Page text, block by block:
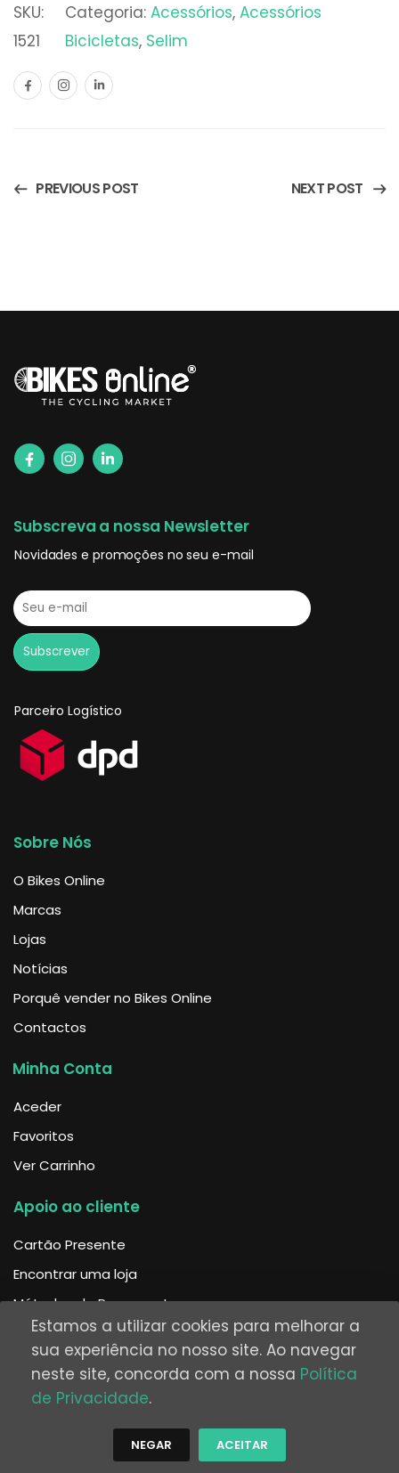
SKU:
1521
Categoria: Acessórios, Acessórios
Bicicletas, Selim
PREVIOUS POST NEXT POST
Subscreva a nossa Newsletter
Novidades e promoções no seu e-mail
Parceiro Logístico
Sobre Nós
O Bikes Online
Marcas
Lojas
Notícias
Porquê vender no Bikes Online
Contactos
Minha Conta
Aceder
Favoritos
Ver Carrinho
Apoio ao cliente
Cartão Presente
Encontrar uma loja
Métodos de Pagamento
Envios
Trocas e Devoluções
Ajuda
Estamos a utilizar cookies para melhorar a
sua experiência no nosso site. Ao navegar
neste site, concorda com a nossa Política
de Privacidade.
NEGAR ACEITAR